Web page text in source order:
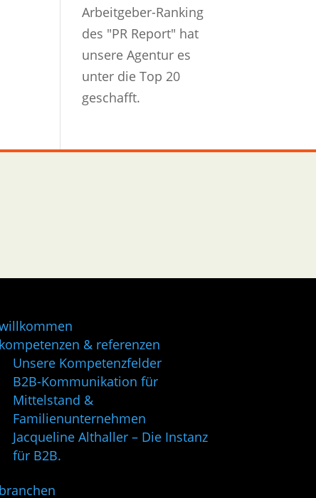
Arbeitgeber-Ranking
des "PR Report" hat
unsere Agentur es
unter die Top 20
geschafft.
kompetenzen & referenzen
Unsere Kompetenzfelder
B2B-Kommunikation für
Mittelstand &
Familienunternehmen
Jacqueline Althaller – Die Instanz
für B2B.
branchen